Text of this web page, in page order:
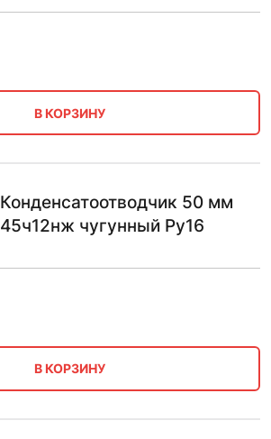
В КОРЗИНУ
Конденсатоотводчик 50 мм
45ч12нж чугунный Ру16
В КОРЗИНУ